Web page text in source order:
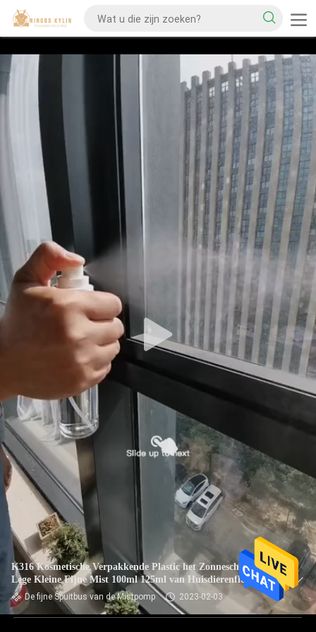
K316 Kosmetische Verpakkende Plastic het Zonnescherm
Lege Kleine Fijne Mist 100ml 125ml van Huisdierenflessen
De fijne Spuitbus van de Mistpomp 2023-02-03